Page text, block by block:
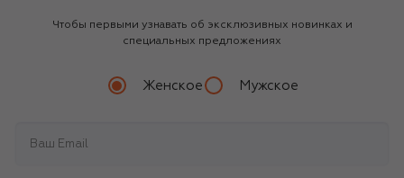
Чтобы первыми узнавать об эксклюзивных новинках и
специальных предложениях
Женское Мужское